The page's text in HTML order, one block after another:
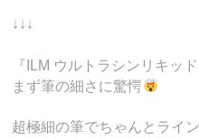
↓↓↓
『ILM ウルトラシンリキッ
まず筆の細さに驚愕
超極細の筆でちゃんとライ